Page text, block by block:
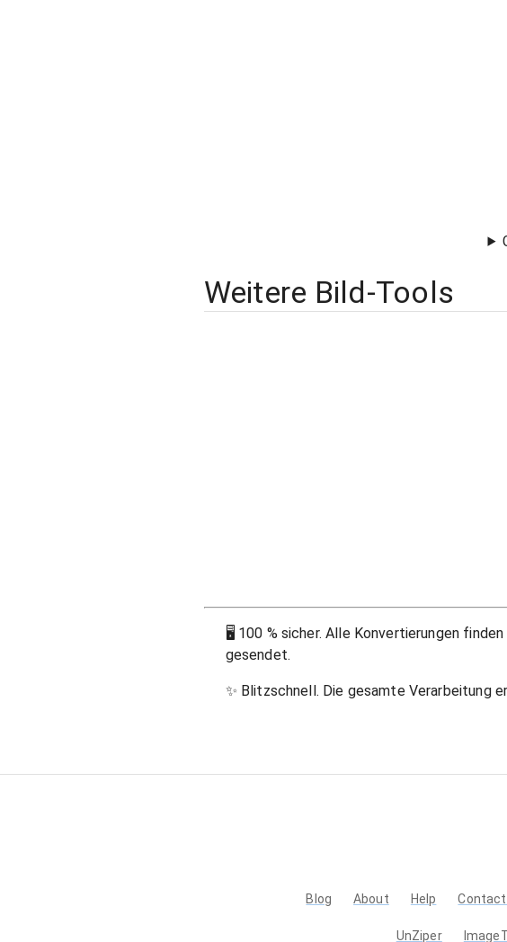
Weitere Bild-Tools
🖥 100 % sicher. Alle Konvertierungen
gesendet.
✨ Blitzschnell. Die gesamte Verarbeitung
Blog About Help Contact
UnZiper